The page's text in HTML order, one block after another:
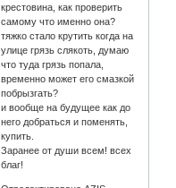
крестовина, как проверить
самому что именно она?
тяжко стало крутить когда на
улице грязь слякоть, думаю
что туда грязь попала,
временно может его смазкой
побрызгать?
и вообще на будущее как до
него добраться и поменять,
купить.
Заранее от души всем! всех
благ!